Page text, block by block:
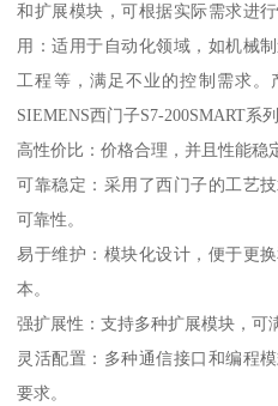
和扩展模块，可根据实际需求进
用：适用于自动化领域，如机械
工程等，满足不业的控制需求。
SIEMENS西门子S7-200SMART系
高性价比：价格合理，并且性能稳
可靠稳定：采用了西门子的工艺
可靠性。
易于维护：模块化设计，便于更
本。
强扩展性：支持多种扩展模块，可
灵活配置：多种通信接口和编程
要求。